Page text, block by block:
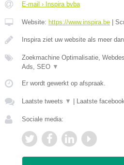
E-mail › Inspira bvba
Website: https://www.inspira.be
Inspira ziet uw website als meer
Zoekmachine Optimalisatie,
Ads, SEO ▼
Er wordt gewerkt op afspraak.
Laatste tweets ▼ Laatste
Sociale media: